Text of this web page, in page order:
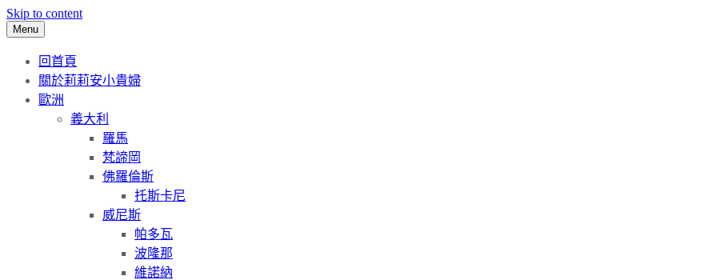
Skip to content
Menu
回首頁
關於莉莉安小貴婦
歐洲
義大利
羅馬
梵諦岡
佛羅倫斯
托斯卡尼
威尼斯
帕多瓦
波隆那
維諾納